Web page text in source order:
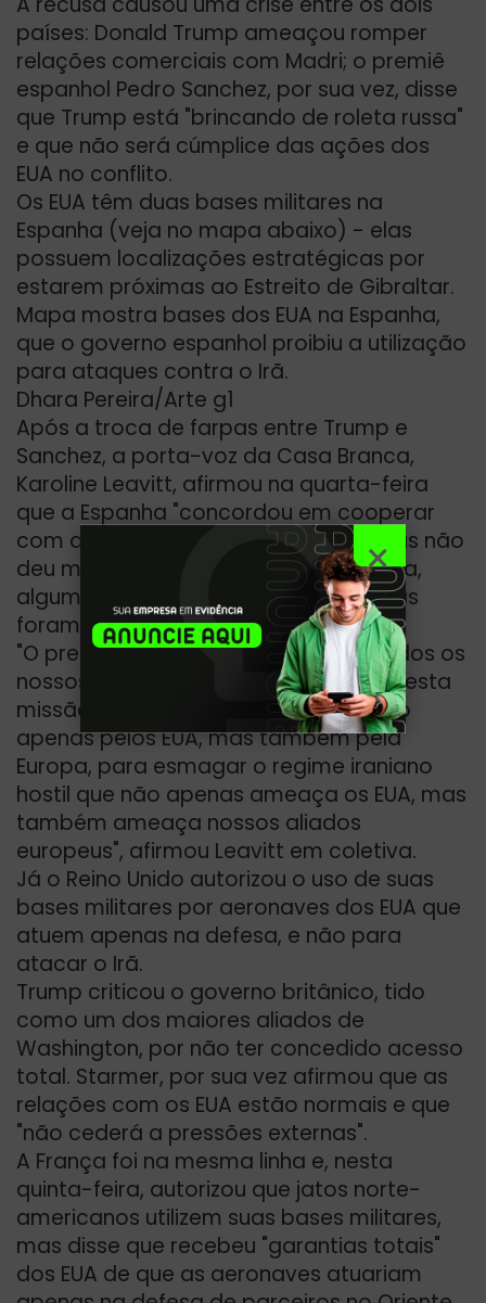
países: Donald Trump ameaçou romper
relações comerciais com Madri; o premiê
espanhol Pedro Sanchez, por sua vez, disse
que Trump está "brincando de roleta russa"
e que não será cúmplice das ações dos
EUA no conflito.
Os EUA têm duas bases militares na
Espanha (veja no mapa abaixo) - elas
possuem localizações estratégicas por
estarem próximas ao Estreito de Gibraltar.
Mapa mostra bases dos EUA na Espanha,
que o governo espanhol proibiu a utilização
para ataques contra o Irã.
Dhara Pereira/Arte g1
Após a troca de farpas entre Trump e
Sanchez, a porta-voz da Casa Branca,
Karoline Leavitt, afirmou na quarta-feira
que a Espanha "concordou em cooperar
com as Forças Armadas dos EUA", mas não
deu mais detalhes. Também na quarta,
algumas aeronaves norte-americanas
foram vistas deixando a Espanha.
"O presidente [Trump] espera que todos os
nossos aliados europeus cooperem nesta
missão, há muito tempo buscada não
apenas pelos EUA, mas também pela
Europa, para esmagar o regime iraniano
hostil que não apenas ameaça os EUA, mas
também ameaça nossos aliados
europeus", afirmou Leavitt em coletiva.
Já o Reino Unido autorizou o uso de suas
bases militares por aeronaves dos EUA que
atuem apenas na defesa, e não para
atacar o Irã.
Trump criticou o governo britânico, tido
como um dos maiores aliados de
Washington, por não ter concedido acesso
total. Starmer, por sua vez afirmou que as
relações com os EUA estão normais e que
"não cederá a pressões externas".
A França foi na mesma linha e, nesta
quinta-feira, autorizou que jatos norte-
americanos utilizem suas bases militares,
mas disse que recebeu "garantias totais"
dos EUA de que as aeronaves atuariam